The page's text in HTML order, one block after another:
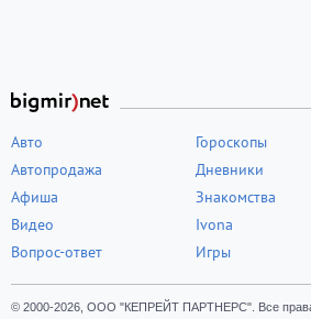
Авто
Автопродажа
Афиша
Видео
Вопрос-ответ
Гороскопы
Дневники
Знакомства
Ivona
Игры
© 2000-2026, ООО "КЕПРЕЙТ ПАРТНЕРС". Все